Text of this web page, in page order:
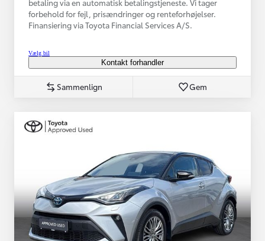
forbehold for fejl, prisændringer og renteforhøjelser.
Finansiering via Toyota Financial Services A/S.
Vælg bil
Kontakt forhandler
Sammenlign Gem